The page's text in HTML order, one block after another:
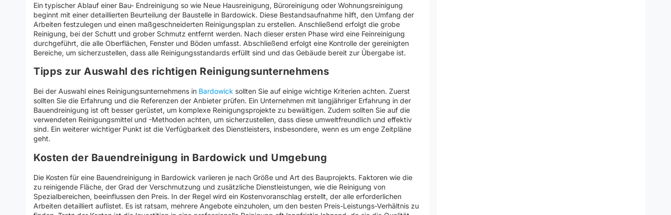
Ein typischer Ablauf einer Bau- Endreinigung so wie Neue Hausreinigung, Büroreinigung oder Wohnungsreinigung
beginnt mit einer detaillierten Beurteilung der Baustelle in Bardowick. Diese Bestandsaufnahme hilft, den Umfang der
Arbeiten festzulegen und einen maßgeschneiderten Reinigungsplan zu erstellen. Anschließend erfolgt die grobe
Reinigung, bei der Schutt und grober Schmutz entfernt werden. Nach dieser ersten Phase wird eine Feinreinigung
durchgeführt, die alle Oberflächen, Fenster und Böden umfasst. Abschließend erfolgt eine Kontrolle der gereinigten
Bereiche, um sicherzustellen, dass alle Reinigungsstandards erfüllt sind und das Gebäude bereit zur Übergabe ist.
Tipps zur Auswahl des richtigen Reinigungsunternehmens
Bei der Auswahl eines Reinigungsunternehmens in Bardowick sollten Sie auf einige wichtige Kriterien achten. Zuerst
sollten Sie die Erfahrung und die Referenzen der Anbieter prüfen. Ein Unternehmen mit langjähriger Erfahrung in der
Bauendreinigung ist oft besser gerüstet, um komplexe Reinigungsprojekte zu bewältigen. Zudem sollten Sie auf die
verwendeten Reinigungsmittel und -Methoden achten, um sicherzustellen, dass diese umweltfreundlich und effektiv
sind. Ein weiterer wichtiger Punkt ist die Verfügbarkeit des Dienstleisters, insbesondere, wenn es um enge Zeitpläne
geht.
Kosten der Bauendreinigung in Bardowick und Umgebung
Die Kosten für eine Bauendreinigung in Bardowick variieren je nach Größe und Art des Bauprojekts. Faktoren wie die
zu reinigende Fläche, der Grad der Verschmutzung und zusätzliche Dienstleistungen, wie die Reinigung von
Spezialbereichen, beeinflussen den Preis. In der Regel wird ein Kostenvoranschlag erstellt, der alle erforderlichen
Arbeiten detailliert auflistet. Es ist ratsam, mehrere Angebote einzuholen, um den besten Preis-Leistungs-Verhältnis zu